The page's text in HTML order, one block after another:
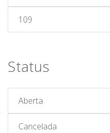
109
Status
Aberta
Cancelada